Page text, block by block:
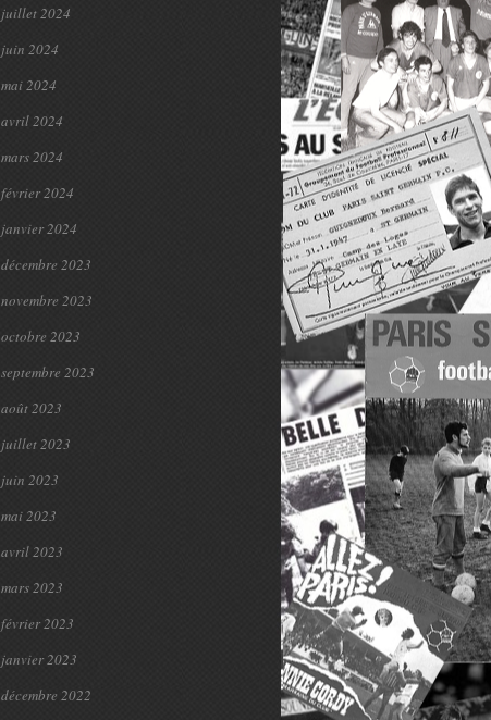
juillet 2024
juin 2024
mai 2024
avril 2024
mars 2024
février 2024
janvier 2024
décembre 2023
novembre 2023
octobre 2023
septembre 2023
août 2023
juillet 2023
juin 2023
mai 2023
avril 2023
mars 2023
février 2023
janvier 2023
décembre 2022